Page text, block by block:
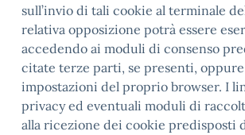
sull’invio di tali cookie al terminale
relativa opposizione potrà essere
accedendo ai moduli di consenso
citate terze parti, se presenti,
impostazioni del proprio browser. I
privacy ed eventuali moduli di
alla ricezione dei cookie predisposti